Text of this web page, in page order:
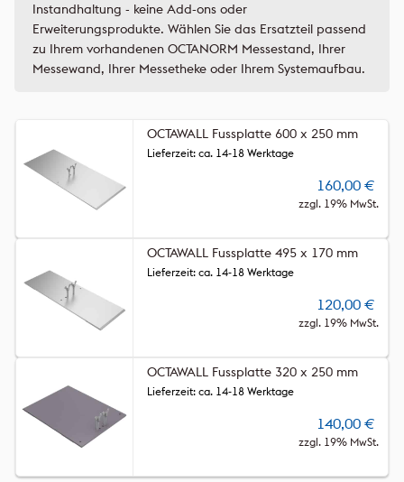
Instandhaltung - keine Add-ons oder
Erweiterungsprodukte. Wählen Sie das Ersatzteil passend
zu Ihrem vorhandenen OCTANORM Messestand, Ihrer
Messewand, Ihrer Messetheke oder Ihrem Systemaufbau.
OCTAWALL Fussplatte 600 x 250 mm
160,00 €
zzgl. 19% MwSt.
Lieferzeit: ca. 14-18 Werktage
OCTAWALL Fussplatte 495 x 170 mm
120,00 €
zzgl. 19% MwSt.
Lieferzeit: ca. 14-18 Werktage
OCTAWALL Fussplatte 320 x 250 mm
140,00 €
zzgl. 19% MwSt.
Lieferzeit: ca. 14-18 Werktage